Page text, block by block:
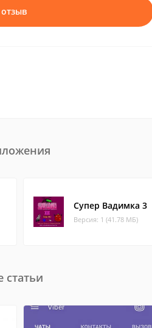
Супер Вадимка 3
Версия: 1 (41.78 МБ)
статьи